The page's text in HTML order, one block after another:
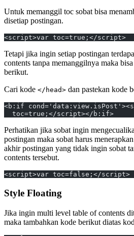
Untuk memanggil toc sobat bisa
disetiap postingan.
<script>var toc=true;</script>
Tetapi jika ingin setiap postingan
contents tanpa memanggilnya maka
berikut.
Cari kode </head> dan pastekan kode
<b:if
  toc=true;</script></b:if>
Perhatikan jika sobat ingin
postingan maka sobat harus
akhir postingan yang tidak ingin sobat
contents tersebut.
<script>var toc=false;</script>
Style Floating
Jika ingin multi level table of contents
maka tambahkan kode berikut diatas